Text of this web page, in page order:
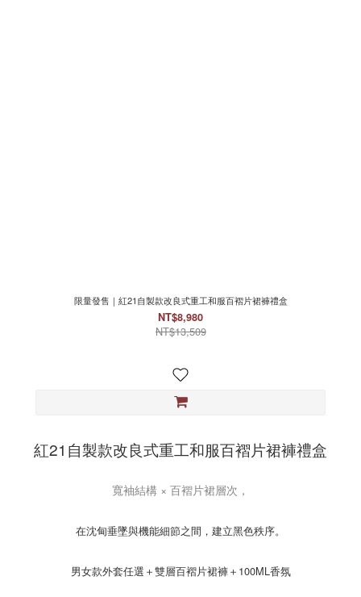
限量發售｜紅21自製款改良式重工和服百褶片裙褲禮盒
NT$8,980
NT$13,509
紅21自製款改良式重工和服百褶片裙褲禮盒
寬袖結構 × 百褶片裙層次，
在沈甸垂墜與機能細節之間，建立黑色秩序。
男女款外套任選＋雙層百褶片裙褲＋100ML香氛